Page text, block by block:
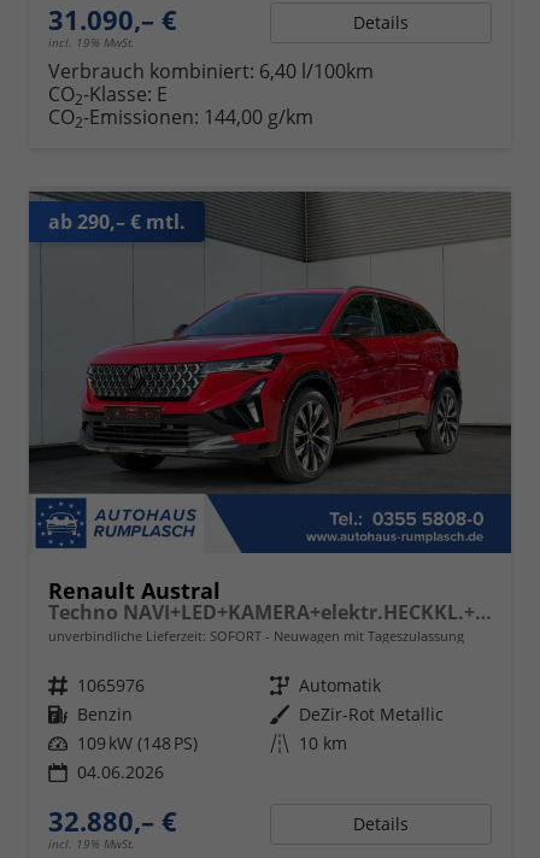
31.090,– €
incl. 19% MwSt.
Details
Verbrauch kombiniert: 6,40 l/100km
CO2-Klasse: E
CO2-Emissionen: 144,00 g/km
ab 290,– € mtl.
Renault Austral
Techno NAVI+LED+KAMERA+elektr.HECKKL.+19"LM
unverbindliche Lieferzeit: SOFORT Neuwagen mit Tageszulassung
Fahrzeugnr. 1065976 Getriebe Automatik
Kraftstoff Benzin Außenfarbe DeZir-Rot Metallic
Leistung 109 kW (148 PS) Kilometerstand 10 km
04.06.2026
32.880,– €
incl. 19% MwSt.
Details